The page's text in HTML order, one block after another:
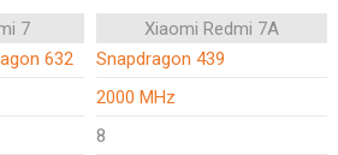
7 Xiaomi Redmi 7A
632 Snapdragon 439
2000 MHz
8